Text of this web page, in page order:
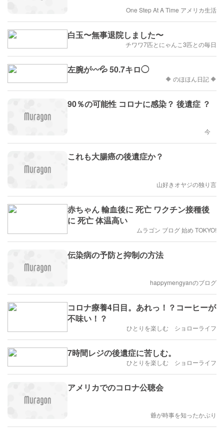
One Step At A Time アメリカ生活
白玉〜無事退院しました〜
チワワ7匹とにゃんこ3匹との毎日
左腕が〰💦 50.7キロ◯
🔶 のほほん日記 🔶
90％の可能性 コロナに感染？ 後遺症 ？
今
これも大腸癌の後遺症か？
山好きオヤジの独り言
赤ちゃん 輸血後に 死亡 ワクチン接種後
に 死亡 体温高い
ムラゴン ブログ 始め TOKYO!
伝染病の予防と抑制の方法
happymengyanのブログ
コロナ療養4日目。あれっ！？コーヒーが
不味い！？
ひとりを楽しむ ショローライフ
7時間レジの後遺症に苦しむ。
ひとりを楽しむ ショローライフ
アメリカでのコロナ公聴会
爺が時事を知ったかぶり